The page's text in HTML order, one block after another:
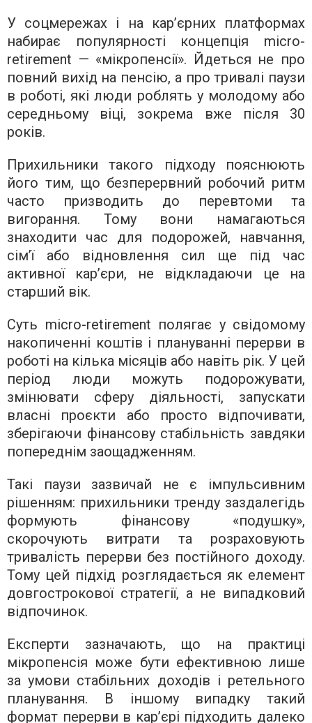
У соцмережах і на кар’єрних платформах
набирає популярності концепція micro-
retirement — «мікропенсії». Йдеться не про
повний вихід на пенсію, а про тривалі паузи
в роботі, які люди роблять у молодому або
середньому віці, зокрема вже після 30
років.
Прихильники такого підходу пояснюють
його тим, що безперервний робочий ритм
часто призводить до перевтоми та
вигорання. Тому вони намагаються
знаходити час для подорожей, навчання,
сім’ї або відновлення сил ще під час
активної кар’єри, не відкладаючи це на
старший вік.
Суть micro-retirement полягає у свідомому
накопиченні коштів і плануванні перерви в
роботі на кілька місяців або навіть рік. У цей
період люди можуть подорожувати,
змінювати сферу діяльності, запускати
власні проєкти або просто відпочивати,
зберігаючи фінансову стабільність завдяки
попереднім заощадженням.
Такі паузи зазвичай не є імпульсивним
рішенням: прихильники тренду заздалегідь
формують фінансову «подушку»,
скорочують витрати та розраховують
тривалість перерви без постійного доходу.
Тому цей підхід розглядається як елемент
довгострокової стратегії, а не випадковий
відпочинок.
Експерти зазначають, що на практиці
мікропенсія може бути ефективною лише
за умови стабільних доходів і ретельного
планування. В іншому випадку такий
формат перерви в кар’єрі підходить далеко